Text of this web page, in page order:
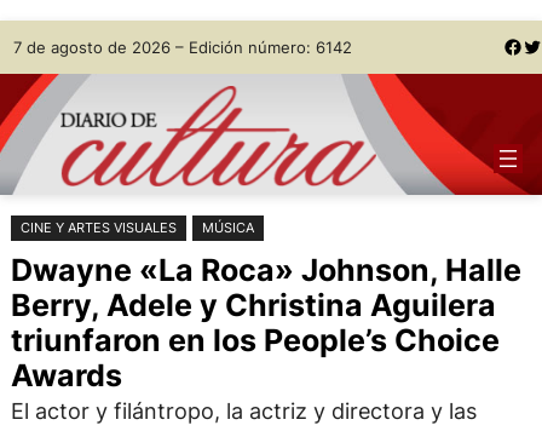
Saltar
al
contenido
Skip
to
content
7 de agosto de 2026 – Edición número: 6142 Facebook Twitter
CINE Y ARTES VISUALES MÚSICA
Dwayne «La Roca» Johnson, Halle
Berry, Adele y Christina Aguilera
triunfaron en los People’s Choice
Awards
El actor y filántropo, la actriz y directora y las